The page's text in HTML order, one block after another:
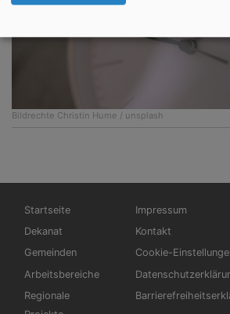
Bildrechte Christin Hume / unsplash
Hauptnavigation
Startseite
Dekanat
Gemeinden
Arbeitsbereiche
Regionale
Fußbereichsmenü
Impressum
Kontakt
Cookie-